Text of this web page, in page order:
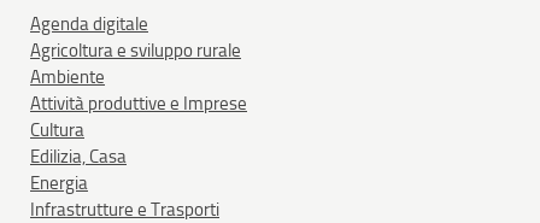
Agenda digitale
Agricoltura e sviluppo rurale
Ambiente
Attività produttive e Imprese
Cultura
Edilizia, Casa
Energia
Infrastrutture e Trasporti